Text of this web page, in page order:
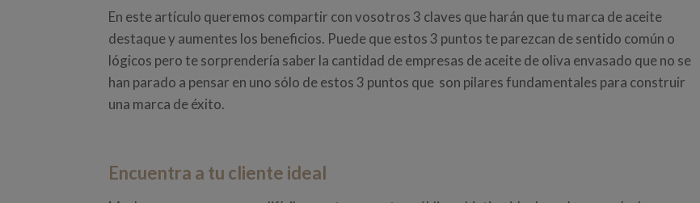
En este artículo queremos compartir con vosotros 3 claves que harán que tu marca de aceite
destaque y aumentes los beneficios. Puede que estos 3 puntos te parezcan de sentido común o
lógicos pero te sorprendería saber la cantidad de empresas de aceite de oliva envasado que no se
han parado a pensar en uno sólo de estos 3 puntos que son pilares fundamentales para construir
una marca de éxito.
Encuentra a tu cliente ideal